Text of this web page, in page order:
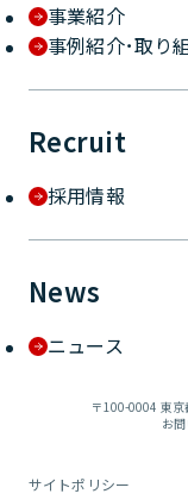
事業紹介
事例紹介･取り
Recruit
採用情報
News
ニュース
〒100-0004 東京
お
サイトポリシー